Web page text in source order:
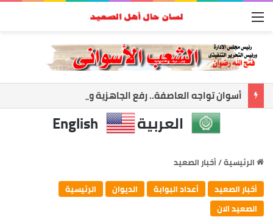
العربية English
الرئيسية/أخبار الصعيد
أخبار الصعيد
أعداد البوابة الديوان
الرئيسية
الصعيد الان